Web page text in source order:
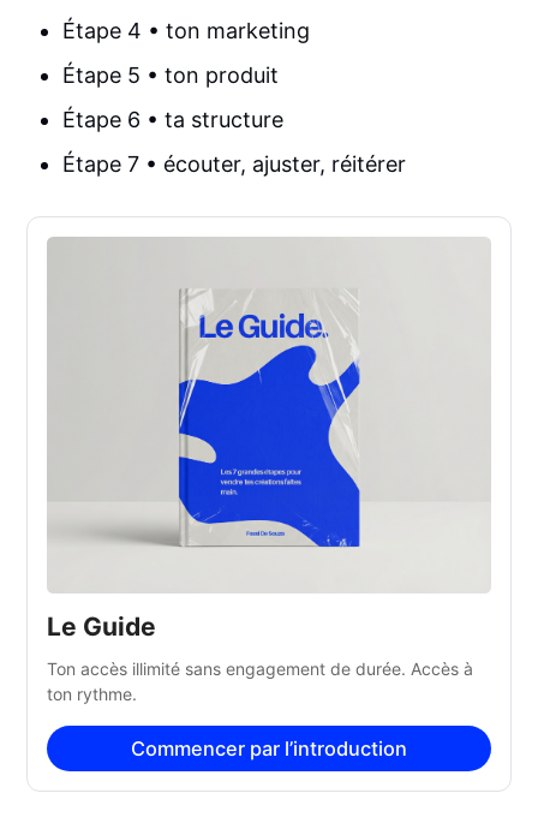
Étape 4 • ton marketing
Étape 5 • ton produit
Étape 6 • ta structure
Étape 7 • écouter, ajuster, réitérer
Le Guide
Ton accès illimité sans engagement de durée. Accès à
ton rythme.
Commencer par l’introduction